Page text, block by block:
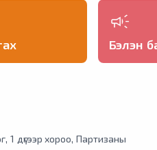
Бэлэн
1 дүгээр хороо, Партизаны